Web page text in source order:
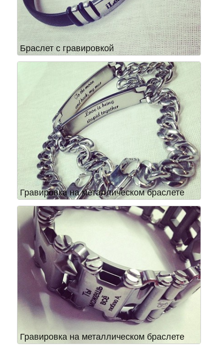
Браслет с гравировкой
Гравировка на металлическом браслете
Гравировка на металлическом браслете